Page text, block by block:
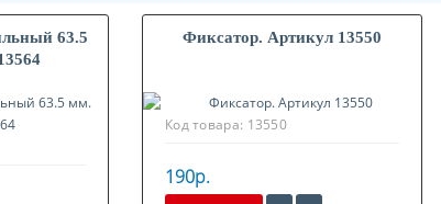
63.5
Фиксатор. Артикул 13550
Код товара: 13550
190р.